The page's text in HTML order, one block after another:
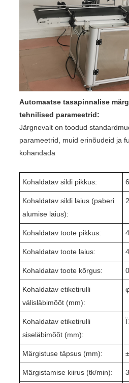
Automaatse tasapinnalise
tehnilised parameetrid:
Järgnevalt on toodud
parameetrid, muid erinõudeid ja
kohandada
Kohaldatav sildi pikkus:
Kohaldatav sildi laius (paberi
alumise laius):
Kohaldatav toote pikkus: 4
Kohaldatav toote laius: 4
Kohaldatav toote kõrgus: 0
Kohaldatav etiketirulli
välisläbimõõt (mm):
Kohaldatav etiketirulli
siseläbimõõt (mm):
Märgistuse täpsus (mm): ±
Märgistamise kiirus (tk/min): 3